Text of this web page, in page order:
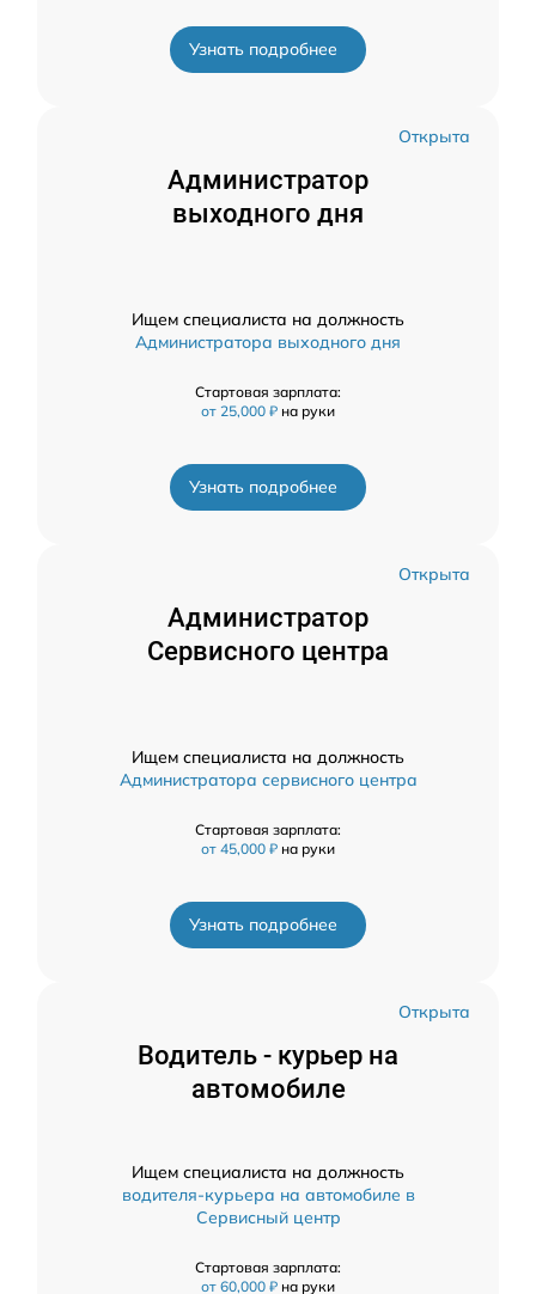
Узнать подробнее
Открыта
Администратор
выходного дня
Ищем специалиста на должность
Администратора выходного дня
Стартовая зарплата:
от 25,000 ₽ на руки
Узнать подробнее
Открыта
Администратор
Сервисного центра
Ищем специалиста на должность
Администратора сервисного центра
Стартовая зарплата:
от 45,000 ₽ на руки
Узнать подробнее
Открыта
Водитель - курьер на
автомобиле
Ищем специалиста на должность
водителя-курьера на автомобиле в
Сервисный центр
Стартовая зарплата:
от 60,000 ₽ на руки